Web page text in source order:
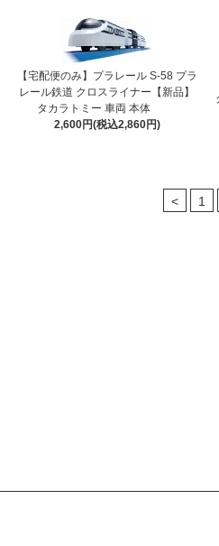
【宅配便のみ】プラレール S-58 プラ
レール鉄道 クロスライナー【新品】
タカラトミー 車両 本体
2,600円(税込2,860円)
< 1